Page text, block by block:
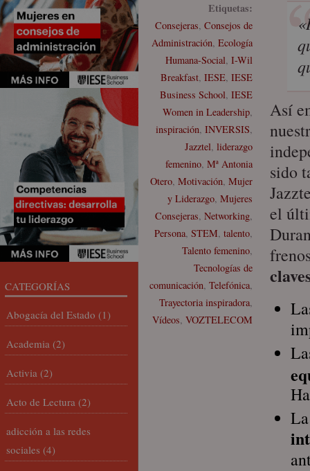
Etiquetas:
Consejeras, Consejos de
Administración, Ecología
Humana-Social, I-Wil
Breakfast, IESE, IESE
Business School, IESE
Women in Leadership,
inspiración, INVERSIS,
Jazztel, liderazgo
femenino, Mª Antonia
Otero, Motivación, Mujer
y Liderazgo, Mujeres
Consejeras, Networking,
Persona, STEM, talento,
Talento femenino,
Tecnologías de
comunicación, Telefónica,
Trayectoria inspiradora,
Vídeos, VOZTELECOM
Así
sido
el
CATEGORÍAS
Abogacía del Estado (1)
Academia (2)
Activia (2)
Acto de Lectura (2)
adicción a las redes
sociales (4)